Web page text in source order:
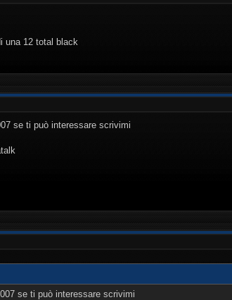
una 12 total black
se ti può interessare scrivimi
se ti può interessare scrivimi